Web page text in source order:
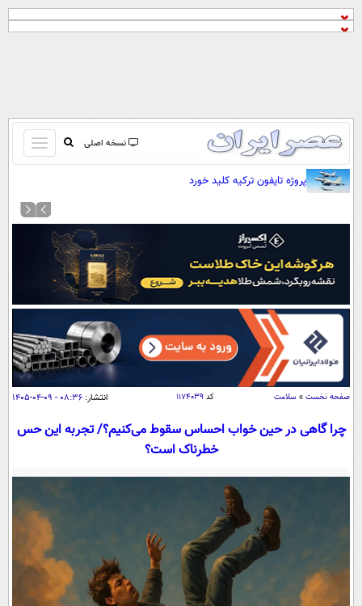
نسخه اصلی
باز
و
کردن
منو
صفحه اول
آرشیو
نظرسنجی
آب و هوا
اوقات شرعی
سواد زندگی
اقتصاد
اقتصادی
خودرو
جامعه
اجتماعی
حوادث
یک برش دانایی
محیط زیست
سفر و تفریح
ورزشی
بین الملل
علم و دانش
فناوری و It
علمی
قرآن
گوناگون
پروژه تایفون ترکیه کلید خورد
صفحه نخست » سلامت کد ۱۱۷۴۰۳۹ انتشار: ۰۸:۳۶ - ۰۹-۰۴-۱۴۰۵
چرا گاهی در حین خواب احساس سقوط می‌کنیم؟/ تجربه این حس
خطرناک است؟